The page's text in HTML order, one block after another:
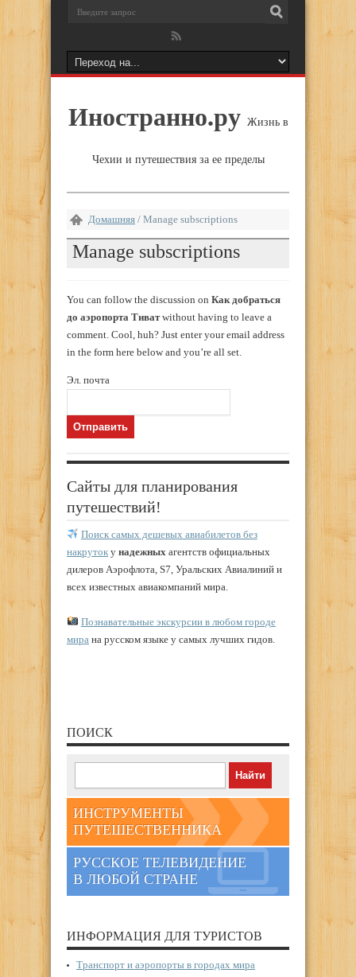
Иностранно.ру Жизнь в
Чехии и путешествия за ее пределы
Домашняя / Manage subscriptions
Manage subscriptions
You can follow the discussion on Как добраться
до аэропорта Тиватwithout having to leave a
comment. Cool, huh? Just enter your email address
in the form here below and you’re all set.
Эл. почта
Сайты для планирования
путешествий!
Поиск самых дешевых авиабилетов без
накруток у надежных агентств официальных
дилеров Аэрофлота, S7, Уральских Авиалиний и
всех известных авиакомпаний мира.
Познавательные экскурсии в любом городе
мира на русском языке у самых лучших гидов.
ПОИСК
ИНСТРУМЕНТЫ
ПУТЕШЕСТВЕННИКА
РУССКОЕ ТЕЛЕВИДЕНИЕ
В ЛЮБОЙ СТРАНЕ
ИНФОРМАЦИЯ ДЛЯ ТУРИСТОВ
Транспорт и аэропорты в городах мира